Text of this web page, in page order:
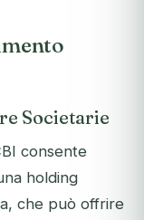
Societarie
consente
holding
che può offrire